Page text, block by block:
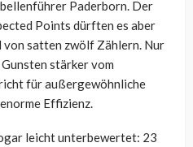
Paderborn. Der
Points dürften es aber
von satten zwölf Zählern. Nur
stärker vom
für außergewöhnliche
Effizienz.
leicht unterbewertet: 23